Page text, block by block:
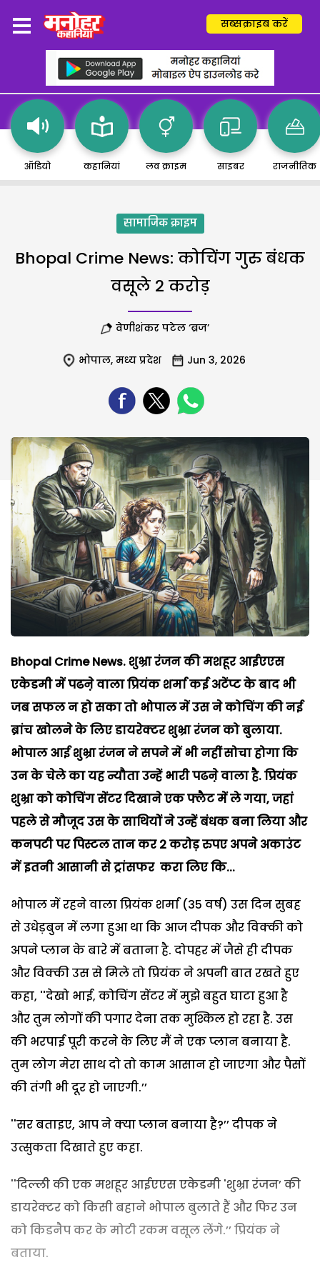
सब्सक्राइब करें
ऑडियो कहानियां लव क्राइम साइबर राजनीतिक
सामाजिक क्राइम
Bhopal Crime News: कोचिंग गुरु बंधक
वसूले 2 करोड़
वेणीशंकर पटेल ‘ब्रज’
भोपाल, मध्य प्रदेश Jun 3, 2026
Bhopal Crime News. शुभ्रारंजनकीमशहूर आईएएस
एकेडमीमेंपढऩेवालाप्रियंक शर्माकई अटेंप्टकेबाद भी
जबसफलनहोसकातो भोपालमेंउसनेकोचिंगकीनई
ब्रांचखोलनेकेलिएडायरेक्टर शुभ्रारंजनकोबुलाया.
भोपाल आई शुभ्रारंजननेसपनेमें भीनहींसोचाहोगाकि
उनकेचेलेकायहन्यौताउन्हें भारीपढऩेवालाहै.प्रियंक
शुभ्राकोकोचिंगसेंटरदिखानेएकफ्लैटमेंलेगया,जहां
पहलेसेमौजूदउसकेसाथियोंनेउन्हेंबंधकबनालिया और
कनपटीपरपिस्टलतानकर2करोड़रुपए अपने अकाउंट
मेंइतनी आसानीसेट्रांसफर करालिएकि...
भोपाल में रहने वाला प्रियंक शर्मा (35 वर्ष) उस दिन सुबह
से उधेड़बुन में लगा हुआ था कि आज दीपक और विक्की को
अपने प्लान के बारे में बताना है. दोपहर में जैसे ही दीपक
और विक्की उस से मिले तो प्रियंक ने अपनी बात रखते हुए
कहा, ''देखो भाई, कोचिंग सेंटर में मुझे बहुत घाटा हुआ है
और तुम लोगों की पगार देना तक मुश्किल हो रहा है. उस
की भरपाई पूरी करने के लिए मैं ने एक प्लान बनाया है.
तुम लोग मेरा साथ दो तो काम आसान हो जाएगा और पैसों
की तंगी भी दूर हो जाएगी.’’
''सर बताइए, आप ने क्या प्लान बनाया है?’’ दीपक ने
उत्सुकता दिखाते हुए कहा.
''दिल्ली की एक मशहूर आईएएस एकेडमी 'शुभ्रा रंजन’ की
डायरेक्टर को किसी बहाने भोपाल बुलाते हैं और फिर उन
को किडनैप कर के मोटी रकम वसूल लेंगे.’’ प्रियंक ने
बताया.